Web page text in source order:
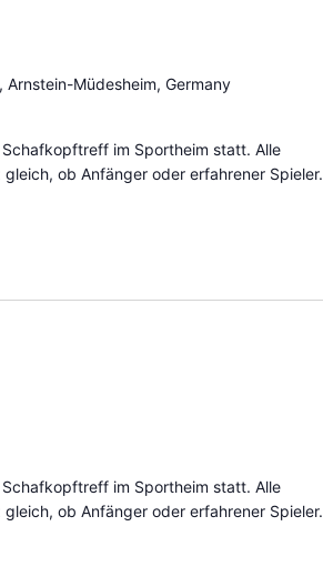
Müdesheim, Germany
im Sportheim statt. Alle
ob Anfänger oder erfahrener Spieler.
im Sportheim statt. Alle
ob Anfänger oder erfahrener Spieler.